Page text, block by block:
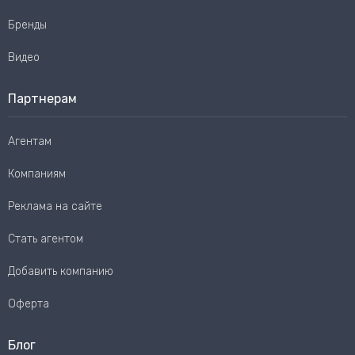
Бренды
Видео
Партнерам
Агентам
Компаниям
Реклама на сайте
Стать агентом
Добавить компанию
Оферта
Блог